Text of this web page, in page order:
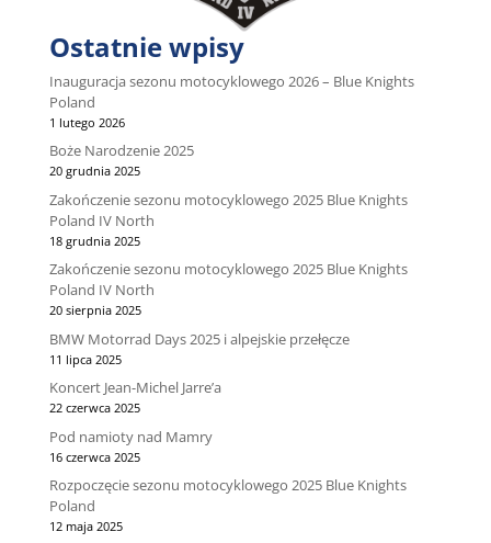
Ostatnie wpisy
Inauguracja sezonu motocyklowego 2026 – Blue Knights
Poland
1 lutego 2026
Boże Narodzenie 2025
20 grudnia 2025
Zakończenie sezonu motocyklowego 2025 Blue Knights
Poland IV North
18 grudnia 2025
Zakończenie sezonu motocyklowego 2025 Blue Knights
Poland IV North
20 sierpnia 2025
BMW Motorrad Days 2025 i alpejskie przełęcze
11 lipca 2025
Koncert Jean-Michel Jarre’a
22 czerwca 2025
Pod namioty nad Mamry
16 czerwca 2025
Rozpoczęcie sezonu motocyklowego 2025 Blue Knights
Poland
12 maja 2025